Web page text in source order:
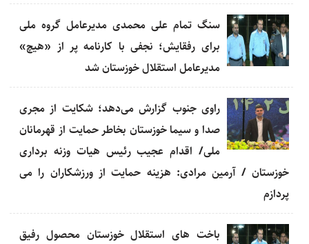
سنگ تمام علی محمدی مدیرعامل گروه ملی
برای رفقایش؛ نجفی با کارنامه پر از «هیچ»
مدیرعامل استقلال خوزستان شد
راوی جنوب گزارش می‌دهد؛ شکایت از مجری
صدا و سیما خوزستان بخاطر حمایت از قهرمانان
ملی/ اقدام عجیب رئیس هیات وزنه برداری
خوزستان / آرمین مرادی: هزینه حمایت از ورزشکاران را می
پردازم
باخت های استقلال خوزستان محصول رفیق